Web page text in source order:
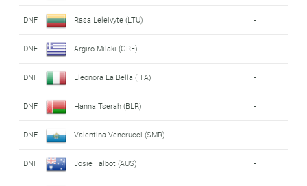
DNF Rasa Leleivyte (LTU) -
DNF Argiro Milaki (GRE) -
DNF Eleonora La Bella (ITA) -
DNF Hanna Tserah (BLR) -
DNF Valentina Venerucci (SMR) -
DNF Josie Talbot (AUS) -